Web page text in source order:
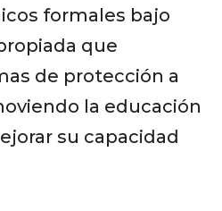
formales bajo
que
de protección a
la educación
su capacidad